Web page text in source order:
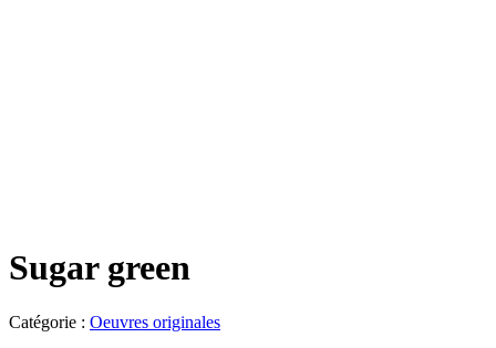
Sugar green
Catégorie : Oeuvres originales